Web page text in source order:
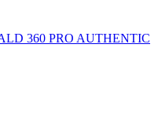
360 PRO AUTHENTIC